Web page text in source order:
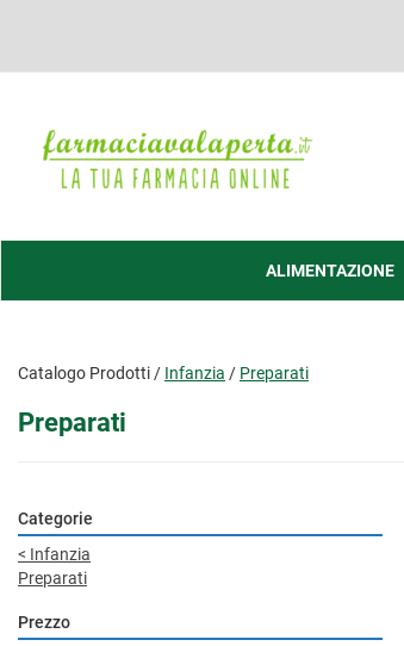
Valaperta
ALIMENTAZIONE
Catalogo Prodotti / Infanzia / Preparati
Preparati
Categorie
< Infanzia
Preparati
Prezzo